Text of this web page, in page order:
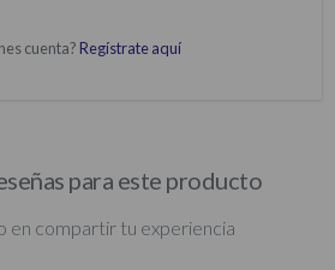
cuenta? Regístrate aquí
para este producto
en compartir tu experiencia